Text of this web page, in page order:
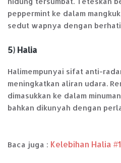
peppermint ke dalam
sedut wapnya dengan
5) Halia
Halimempunyai sifat anti-
meningkatkan aliran udara.
dimasukkan ke dalam
bahkan dikunyah dengan
Baca juga : Kelebihan Halia #1